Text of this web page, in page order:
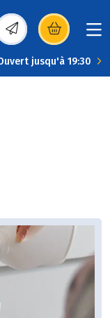
dans une
jusqu'à 19:30